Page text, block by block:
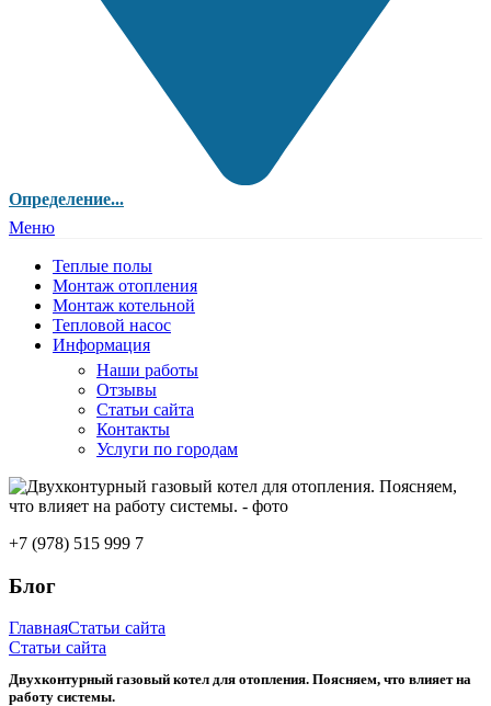
Определение...
Меню
Теплые полы
Монтаж отопления
Монтаж котельной
Тепловой насос
Информация
Наши работы
Отзывы
Статьи сайта
Контакты
Услуги по городам
+7 (978) 515 999 7
Блог
ГлавнаяСтатьи сайта
Статьи сайта
Двухконтурный газовый котел для отопления. Поясняем, что влияет на
работу системы.